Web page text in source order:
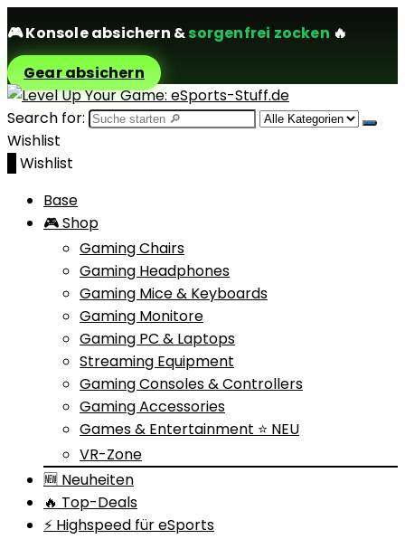
🎮Konsole absichern &sorgenfrei zocken 🔥
Gear absichern
Search for:
Wishlist
Wishlist
Base
🎮 Shop
Gaming Chairs
Gaming Headphones
Gaming Mice & Keyboards
Gaming Monitore
Gaming PC & Laptops
Streaming Equipment
Gaming Consoles & Controllers
Gaming Accessories
Games & Entertainment ⭐ NEU
VR-Zone
🆕 Neuheiten
🔥 Top-Deals
⚡ Highspeed für eSports